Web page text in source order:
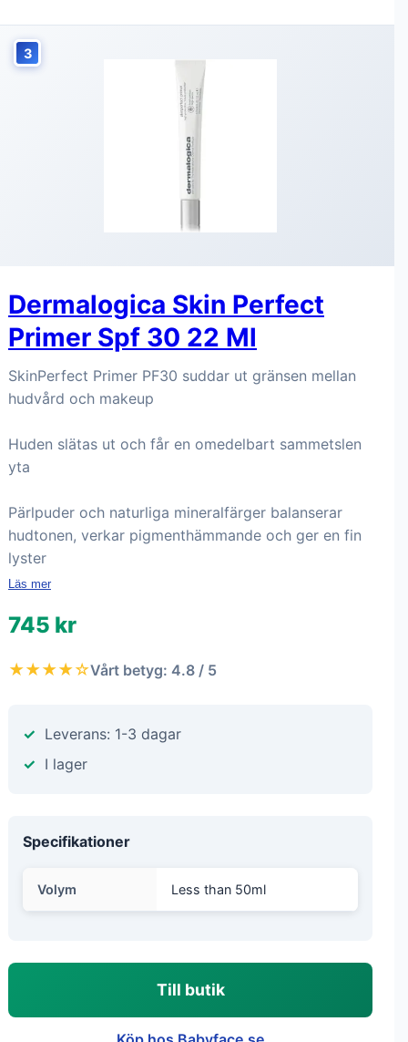
3
Dermalogica Skin Perfect
Primer Spf 30 22 Ml
SkinPerfect Primer PF30 suddar ut gränsen mellan
hudvård och makeup
Huden slätas ut och får en omedelbart sammetslen
yta
Pärlpuder och naturliga mineralfärger balanserar
hudtonen, verkar pigmenthämmande och ger en fin
lyster
Läs mer
745 kr
★★★★☆Vårt betyg: 4.8 / 5
Leverans: 1-3 dagar
I lager
Specifikationer
Volym Less than 50ml
Till butik